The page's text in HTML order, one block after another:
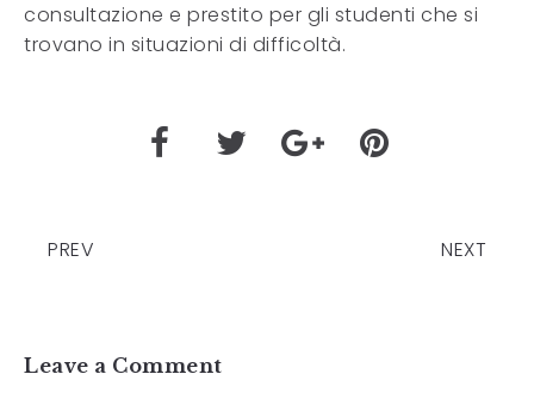
consultazione e prestito per gli studenti che si
trovano in situazioni di difficoltà.
PREV NEXT
Leave a Comment